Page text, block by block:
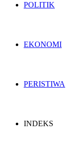
POLITIK
EKONOMI
PERISTIWA
INDEKS